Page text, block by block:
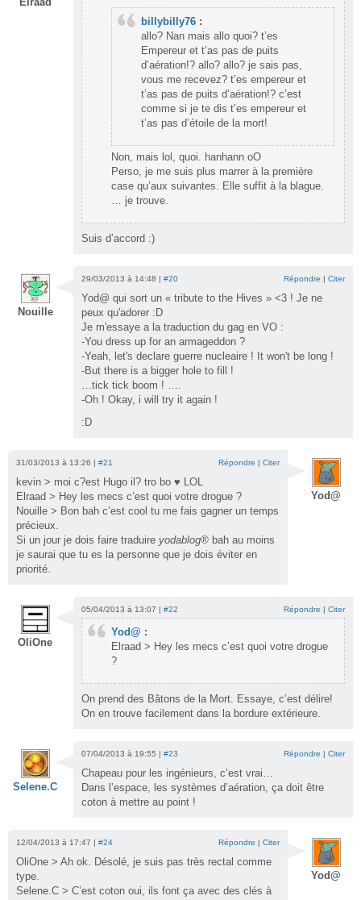
billybilly76 :
allo? Nan mais allo quoi? t’es
Empereur et t’as pas de puits
d’aération!? allo? allo? je sais pas,
vous me recevez? t’es empereur et
t’as pas de puits d’aération!? c’est
comme si je te dis t’es empereur et
t’as pas d’étoile de la mort!
Non, mais lol, quoi. hanhann oO
Perso, je me suis plus marrer à la première
case qu’aux suivantes. Elle suffit à la blague.
… je trouve.
Suis d’accord :)
Nouille
29/03/2013 à 14:48 | #20 Répondre | Citer
Yod@ qui sort un « tribute to the Hives » <3 ! Je ne
peux qu'adorer :D
Je m'essaye a la traduction du gag en VO :
-You dress up for an armageddon ?
-Yeah, let's declare guerre nucleaire ! It won't be long !
-But there is a bigger hole to fill !
…tick tick boom ! ….
-Oh ! Okay, i will try it again !
:D
Yod@
31/03/2013 à 13:26 | #21 Répondre | Citer
kevin > moi c?est Hugo il? tro bo ♥ LOL
Elraad > Hey les mecs c’est quoi votre drogue ?
Nouille > Bon bah c’est cool tu me fais gagner un temps
précieux.
Si un jour je dois faire traduire yodablog® bah au moins
je saurai que tu es la personne que je dois éviter en
priorité.
OliOne
05/04/2013 à 13:07 | #22 Répondre | Citer
Yod@ :
Elraad > Hey les mecs c’est quoi votre drogue
?
On prend des Bâtons de la Mort. Essaye, c’est délire!
On en trouve facilement dans la bordure extérieure.
Selene.C
07/04/2013 à 19:55 | #23 Répondre | Citer
Chapeau pour les ingénieurs, c’est vrai…
Dans l’espace, les systèmes d’aération, ça doit être
coton à mettre au point !
Yod@
12/04/2013 à 17:47 | #24 Répondre | Citer
OliOne > Ah ok. Désolé, je suis pas très rectal comme
type.
Selene.C > C’est coton oui, ils font ça avec des clés à